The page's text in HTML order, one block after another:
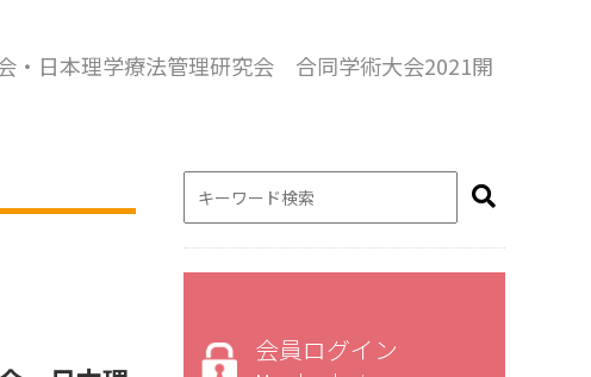
・日本理学療法管理研究会 合同学術大会2021開
会員ログイン